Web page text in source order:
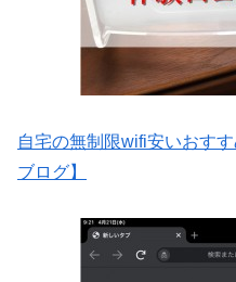
自宅の無制限wifi安いおす
ブログ】